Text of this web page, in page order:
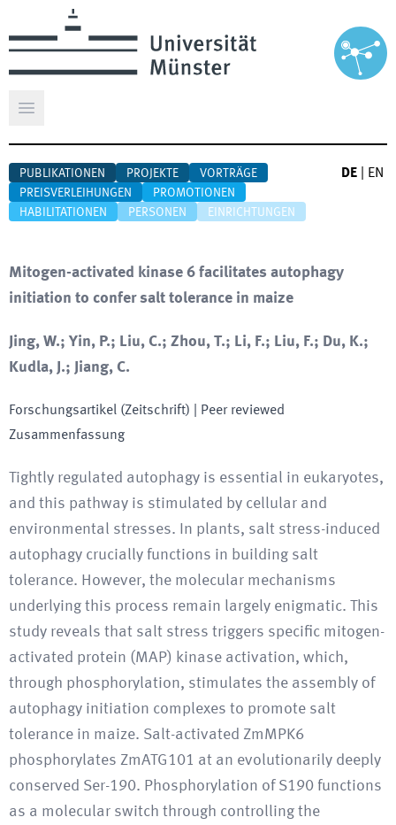
Hauptmenü öffnen
PUBLIKATIONEN PROJEKTE
VORTRÄGE
PREISVERLEIHUNGEN
PROMOTIONEN
HABILITATIONEN
PERSONEN EINRICHTUNGEN
DE EN
Mitogen-activated kinase 6 facilitates autophagy
initiation to confer salt tolerance in maize
Jing, W.; Yin, P.; Liu, C.; Zhou, T.; Li, F.; Liu, F.; Du, K.;
Kudla, J.; Jiang, C.
Forschungsartikel (Zeitschrift) | Peer reviewed
Zusammenfassung
Tightly regulated autophagy is essential in eukaryotes,
and this pathway is stimulated by cellular and
environmental stresses. In plants, salt stress-induced
autophagy crucially functions in building salt
tolerance. However, the molecular mechanisms
underlying this process remain largely enigmatic. This
study reveals that salt stress triggers specific mitogen-
activated protein (MAP) kinase activation, which,
through phosphorylation, stimulates the assembly of
autophagy initiation complexes to promote salt
tolerance in maize. Salt-activated ZmMPK6
phosphorylates ZmATG101 at an evolutionarily deeply
conserved Ser-190. Phosphorylation of S190 functions
as a molecular switch through controlling the